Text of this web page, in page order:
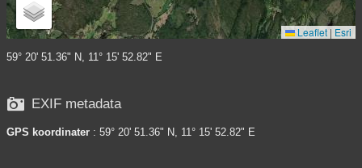
Leaflet | Esri
59° 20' 51.36" N, 11° 15' 52.82" E
 EXIF metadata
GPS koordinater : 59° 20' 51.36" N, 11° 15' 52.82" E